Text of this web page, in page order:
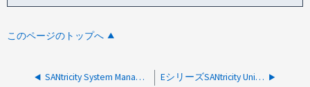
このページのトップへ
SANtricity System Managerでボリュームグループに「512e」と表示されるが、ボリュームに「512n」と表示される EシリーズSANtricity Unified ManagerおよびWebサービスプロキシのbdbディレクトリの容量がすぐになくなりました